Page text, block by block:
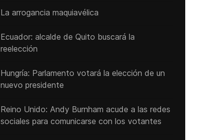
La arrogancia maquiavélica
Ecuador: alcalde de Quito buscará la
reelección
Hungría: Parlamento votará la elección de un
nuevo presidente
Reino Unido: Andy ‌Burnham acude a las redes
sociales para comunicarse con los votantes